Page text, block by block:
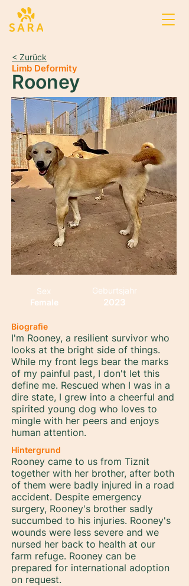
< Zurück
Rooney
Limb Deformity
Sex
Female
Geburtsjahr
2023
Biografie
I'm Rooney, a resilient survivor who
looks at the bright side of things.
While my front legs bear the marks
of my painful past, I don't let this
define me. Rescued when I was in a
dire state, I grew into a cheerful and
spirited young dog who loves to
mingle with her peers and enjoys
human attention.
Hintergrund
Rooney came to us from Tiznit
together with her brother, after both
of them were badly injured in a road
accident. Despite emergency
surgery, Rooney's brother sadly
succumbed to his injuries. Rooney's
wounds were less severe and we
nursed her back to health at our
farm refuge. Rooney can be
prepared for international adoption
on request.